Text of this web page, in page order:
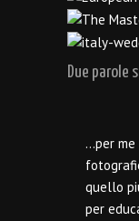
Due parole
…per me
quello
per